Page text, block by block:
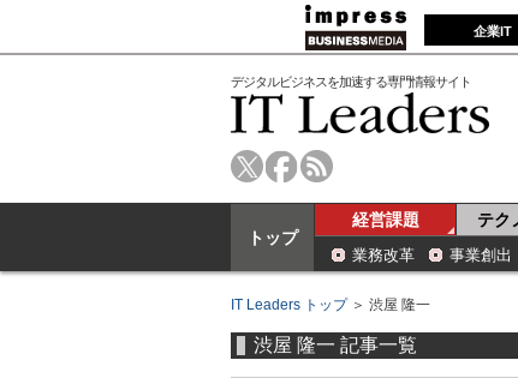
企業IT
デジタルビジネスを加速する専門情報サイト
トップ
経営課題 テク
業務改革 事業創出
IT Leaders トップ＞ 渋屋 隆一
渋屋 隆一 記事一覧